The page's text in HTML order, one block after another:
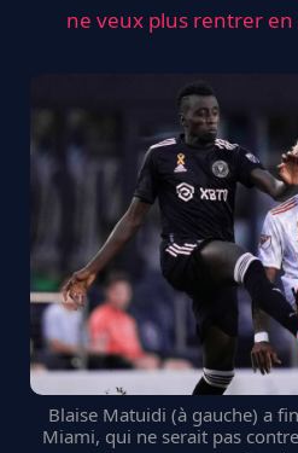
ne veux plus rentrer en
Blaise Matuidi (à gauche) a
Miami, qui ne serait pas